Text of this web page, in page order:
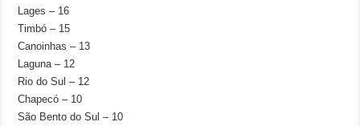
Lages – 16
Timbó – 15
Canoinhas – 13
Laguna – 12
Rio do Sul – 12
Chapecó – 10
São Bento do Sul – 10